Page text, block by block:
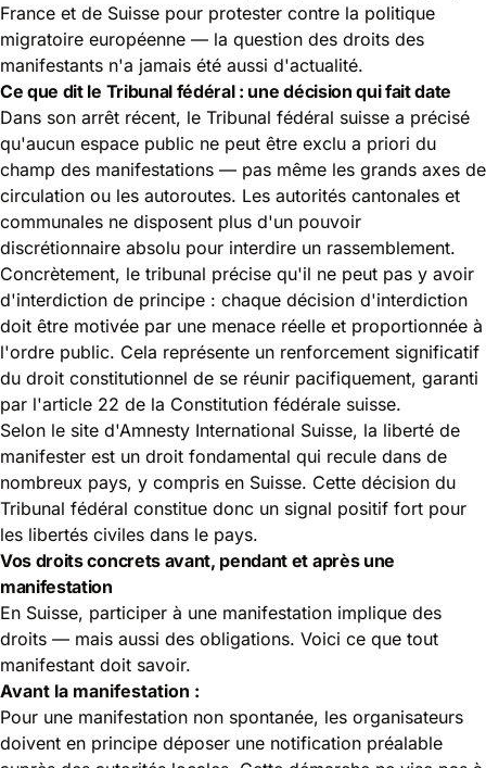
France et de Suisse pour protester contre la politique
migratoire européenne — la question des droits des
manifestants n'a jamais été aussi d'actualité.
Ce que dit le Tribunal fédéral : une décision qui fait date
Dans son arrêt récent, le Tribunal fédéral suisse a précisé
qu'aucun espace public ne peut être exclu a priori du
champ des manifestations — pas même les grands axes de
circulation ou les autoroutes. Les autorités cantonales et
communales ne disposent plus d'un pouvoir
discrétionnaire absolu pour interdire un rassemblement.
Concrètement, le tribunal précise qu'il ne peut pas y avoir
d'interdiction de principe : chaque décision d'interdiction
doit être motivée par une menace réelle et proportionnée à
l'ordre public. Cela représente un renforcement significatif
du droit constitutionnel de se réunir pacifiquement, garanti
par l'article 22 de la Constitution fédérale suisse.
Selon le site d'Amnesty International Suisse, la liberté de
manifester est un droit fondamental qui recule dans de
nombreux pays, y compris en Suisse. Cette décision du
Tribunal fédéral constitue donc un signal positif fort pour
les libertés civiles dans le pays.
Vos droits concrets avant, pendant et après une
manifestation
En Suisse, participer à une manifestation implique des
droits — mais aussi des obligations. Voici ce que tout
manifestant doit savoir.
Avant la manifestation :
Pour une manifestation non spontanée, les organisateurs
doivent en principe déposer une notification préalable